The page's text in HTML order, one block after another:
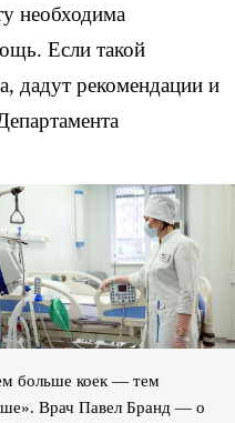
необходима
Если такой
дадут рекомендации и
больше коек — тем
Врач Павел Бранд — о